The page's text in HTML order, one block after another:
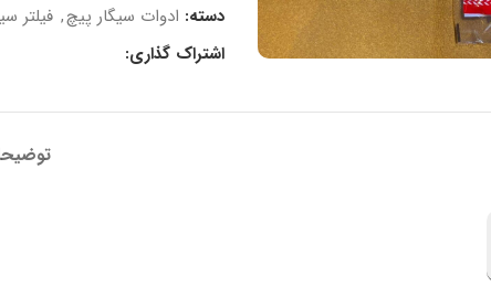
دسته: ادوات سیگار پیچ, فیلتر
اشتراک گذاری: